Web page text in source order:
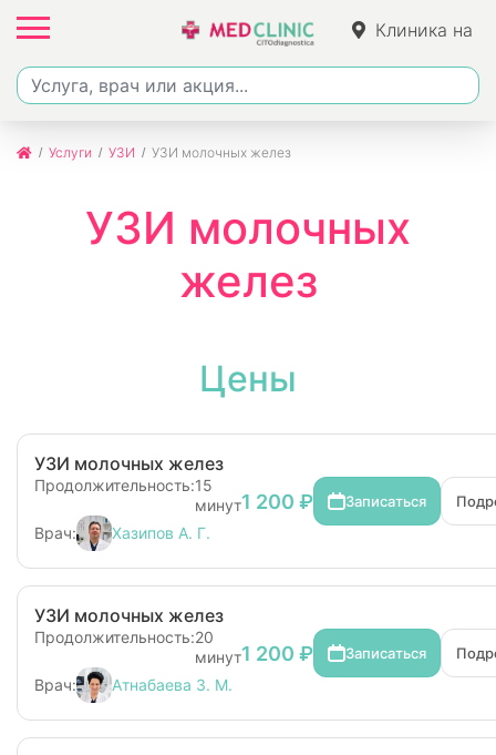
Клиника на
Фучика
Услуги УЗИ УЗИ молочных желез
УЗИ молочных
желез
Цены
УЗИ молочных желез
Продолжительность:15
минут
Врач:
Хазипов А. Г.
1 200 ₽ Записаться
УЗИ молочных желез
Продолжительность:20
минут
Врач:
Атнабаева З. М.
1 200 ₽ Записаться